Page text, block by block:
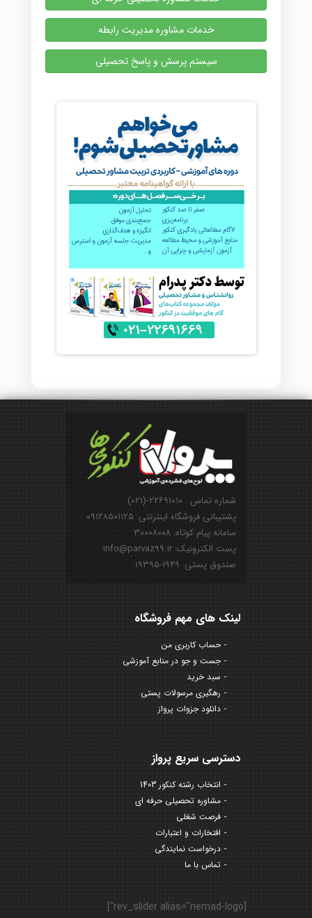
خدمات مشاوره مدیریت رابطه
سیستم پرسش و پاسخ تحصیلی
شماره تماس : ۲۲۶۹۱۰۱۰-(۰۲۱)
پشتیبانی فروشگاه اینترنتی: ۰۹۱۲۸۵۰۱۱۲۵
سامانه پیام کوتاه: ۳۰۰۰۸۰۰۸
پست الکترونیک: info@parvaz99.ir
صندوق پستی: ۱۹۴۹-۱۹۳۹۵
لینک های مهم فروشگاه
حساب کاربری من
جست و جو در منابع آموزشی
سبد خرید
رهگیری مرسولات پستی
دانلود جزوات پرواز
دسترسی سریع پرواز
انتخاب رشته کنکور 1403
مشاوره تحصیلی حرفه ای
فرصت شغلی
افتخارات و اعتبارات
درخواست نمایندگی
تماس با ما
[rev_slider alias="nemad-logo"]